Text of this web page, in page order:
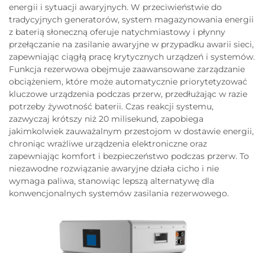
energii i sytuacji awaryjnych. W przeciwieństwie do
tradycyjnych generatorów, system magazynowania energii
z baterią słoneczną oferuje natychmiastowy i płynny
przełączanie na zasilanie awaryjne w przypadku awarii sieci,
zapewniając ciągłą pracę krytycznych urządzeń i systemów.
Funkcja rezerwowa obejmuje zaawansowane zarządzanie
obciążeniem, które może automatycznie priorytetyzować
kluczowe urządzenia podczas przerw, przedłużając w razie
potrzeby żywotność baterii. Czas reakcji systemu,
zazwyczaj krótszy niż 20 milisekund, zapobiega
jakimkolwiek zauważalnym przestojom w dostawie energii,
chroniąc wrażliwe urządzenia elektroniczne oraz
zapewniając komfort i bezpieczeństwo podczas przerw. To
niezawodne rozwiązanie awaryjne działa cicho i nie
wymaga paliwa, stanowiąc lepszą alternatywę dla
konwencjonalnych systemów zasilania rezerwowego.